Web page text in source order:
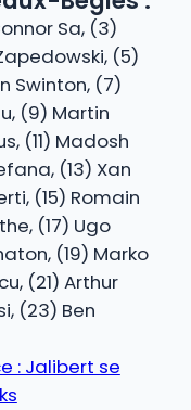
Sa, (3)
(5)
Swinton, (7)
(9) Martin
(11) Madosh
(13) Xan
(15) Romain
(17) Ugo
(19) Marko
(21) Arthur
(23) Ben
: Jalibert se